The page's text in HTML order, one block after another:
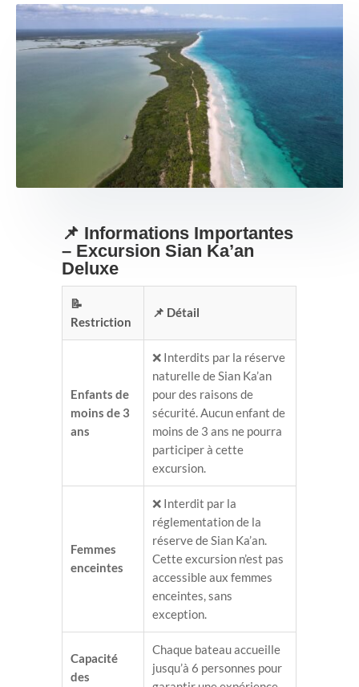
📌 Informations Importantes
– Excursion Sian Ka’an
Deluxe
📝
Restriction
📌 Détail
Enfants de
moins de 3
ans
❌ Interdits par la réserve
naturelle de Sian Ka’an
pour des raisons de
sécurité. Aucun enfant de
moins de 3 ans ne pourra
participer à cette
excursion.
Femmes
enceintes
❌ Interdit par la
réglementation de la
réserve de Sian Ka’an.
Cette excursion n’est pas
accessible aux femmes
enceintes, sans
exception.
Capacité
des
Chaque bateau accueille
jusqu’à 6 personnes pour